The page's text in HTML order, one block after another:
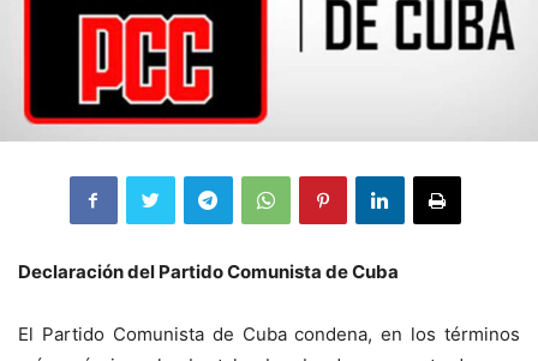
Declaración del Partido Comunista de Cuba
El Partido Comunista de Cuba condena, en los términos